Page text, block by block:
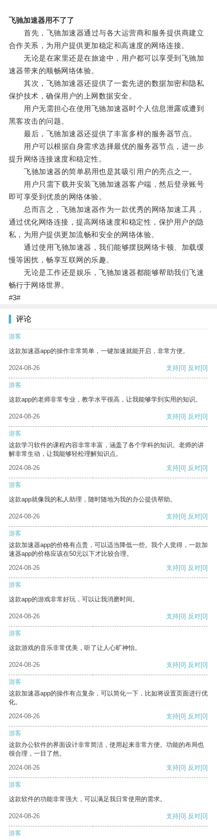
飞驰加速器用不了了
首先，飞驰加速器通过与各大运营商和服务提供商建立
合作关系，为用户提供更加稳定和高速度的网络连接。
无论是在家里还是在旅途中，用户都可以享受到飞驰加
速器带来的顺畅网络体验。
其次，飞驰加速器还提供了一套先进的数据加密和隐私
保护技术，确保用户的上网数据安全。
用户无需担心在使用飞驰加速器时个人信息泄露或遭到
黑客攻击的问题。
最后，飞驰加速器还提供了丰富多样的服务器节点。
用户可以根据自身需求选择最优的服务器节点，进一步
提升网络连接速度和稳定性。
飞驰加速器的简单易用也是其吸引用户的亮点之一。
用户只需下载并安装飞驰加速器客户端，然后登录账号
即可享受到优质的网络体验。
总而言之，飞驰加速器作为一款优秀的网络加速工具，
通过优化网络连接，提高网络速度和稳定性，保护用户的隐
私，为用户提供更加流畅和安全的网络体验。
通过使用飞驰加速器，我们能够摆脱网络卡顿、加载缓
慢等困扰，畅享互联网的乐趣。
无论是工作还是娱乐，飞驰加速器都能够帮助我们飞速
畅行于网络世界。
#3#
评论
游客
这款加速器app的操作非常简单，一键加速就能开启，非常方便。
2024-08-26 支持[0] 反对[0]
游客
这款app的老师非常专业，教学水平很高，让我能够学到实用的知识。
2024-08-26 支持[0] 反对[0]
游客
这款学习软件的课程内容非常丰富，涵盖了各个学科的知识。老师的讲
解非常生动，让我能够轻松理解知识点。
2024-08-26
支持[0] 反对[0]
游客
这款app就像我的私人助理，随时随地为我的办公提供帮助。
2024-08-26 支持[0] 反对[0]
游客
这款加速器app的价格有点贵，可以适当降低一些。我个人觉得，一款加
速器app的价格应该在50元以下才比较合理。
2024-08-26
支持[0] 反对[0]
游客
这款app的游戏非常好玩，可以让我消磨时间。
2024-08-26 支持[0] 反对[0]
游客
这款游戏的音乐非常优美，听了让人心旷神怡。
2024-08-26 支持[0] 反对[0]
游客
这款加速器app的操作有点复杂，可以简化一下，比如将设置页面进行优
化。
2024-08-26
支持[0] 反对[0]
游客
这款办公软件的界面设计非常简洁，使用起来非常方便。功能的布局也
很合理，一目了然。
2024-08-26
支持[0] 反对[0]
游客
这款软件的功能非常强大，可以满足我日常使用的需求。
2024-08-26 支持[0] 反对[0]
游客